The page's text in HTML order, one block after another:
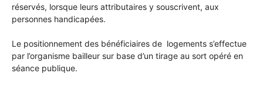
réservés, lorsque leurs attributaires y souscrivent, aux
personnes handicapées.
Le positionnement des bénéficiaires de logements s’effectue
par l’organisme bailleur sur base d’un tirage au sort opéré en
séance publique.